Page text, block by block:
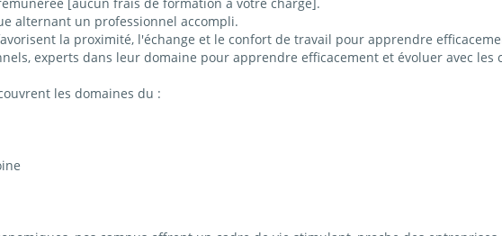
alternant un professionnel accompli.
la proximité, l'échange et le confort de travail pour apprendre
experts dans leur domaine pour apprendre efficacement et évoluer avec les
les domaines du :